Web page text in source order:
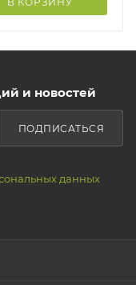
и новостей
данных
ПОДПИСАТЬСЯ